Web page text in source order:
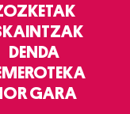
DENDA
GARA